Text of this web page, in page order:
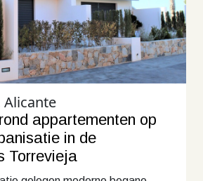
Alicante
appartementen op
in de
Torrevieja